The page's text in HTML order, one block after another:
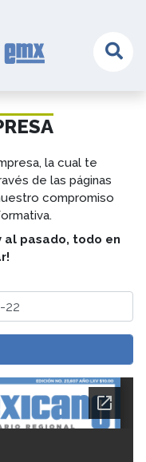
la cual te
de las páginas
compromiso
al pasado, todo en